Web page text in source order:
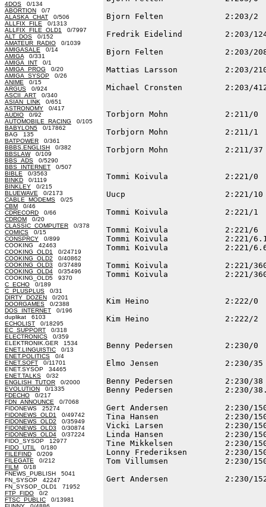
4DOS 0/134
ABORTION 0/7
ALASKA_CHAT 0/506
ALLFIX_FILE 0/1313
ALLFIX_FILE_OLD1
0/7997
ALT_DOS 0/152
AMATEUR_RADIO 0/1039
AMIGASALE 0/14
AMIGA 0/331
AMIGA_INT 0/1
AMIGA_PROG 0/20
AMIGA_SYSOP 0/26
ANIME 0/15
ARGUS 0/924
ASCII_ART 0/340
ASIAN_LINK 0/651
ASTRONOMY 0/417
AUDIO 0/92
AUTOMOBILE_RACING 0/105
BABYLON5 0/17862
BAG 135
BATPOWER 0/361
BBBS.ENGLISH 0/382
BBSLAW0/109
BBS_ADS 0/5290
BBS_INTERNET 0/507
BIBLE 0/3563
BINKD 0/1119
BINKLEY 0/215
BLUEWAVE 0/2173
CABLE_MODEMS 0/25
CBM 0/46
CDRECORD 0/66
CDROM 0/20
CLASSIC_COMPUTER 0/378
COMICS 0/15
CONSPRCY 0/899
COOKING 42463
COOKING_OLD1
0/24719
COOKING_OLD2 0/40862
COOKING_OLD3 0/37489
COOKING_OLD4 0/35496
COOKING_OLD5 9370
C_ECHO 0/189
C_PLUSPLUS 0/31
DIRTY_DOZEN 0/201
DOORGAMES 0/2388
DOS_INTERNET 0/196
duplikat 6103
ECHOLIST 0/18295
EC_SUPPORT 0/318
ELECTRONICS 0/359
ELEKTRONIK.GER 1534
ENET.LINGUISTIC 0/13
ENET.POLITICS 0/4
ENET.SOFT 0/11701
ENET.SYSOP 34465
ENET.TALKS 0/32
ENGLISH_TUTOR 0/2000
EVOLUTION 0/1335
FDECHO 0/217
FDN_ANNOUNCE 0/7068
FIDONEWS 25274
FIDONEWS_OLD1
0/49742
FIDONEWS_OLD2 0/35949
FIDONEWS_OLD3 0/30874
FIDONEWS_OLD4 0/37224
FIDO_SYSOP 12977
FIDO_UTIL
0/180
FILEFIND 0/209
FILEGATE 0/212
FILM 0/18
FNEWS_PUBLISH 5041
FN_SYSOP 42247
FN_SYSOP_OLD1 71952
FTP_FIDO 0/2
FTSC_PUBLIC 0/13981